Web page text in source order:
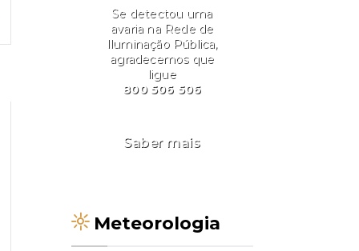
Se detectou uma
avaria na Rede de
Iluminação Pública,
agradecemos que
ligue
800 506 506
Saber mais
Meteorologia